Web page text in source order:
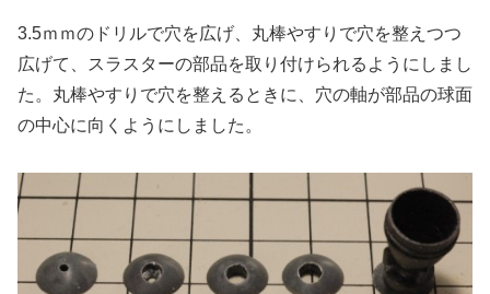
3.5ｍｍのドリルで穴を広げ、丸棒やすりで穴を整えつつ
広げて、スラスターの部品を取り付けられるようにしまし
た。丸棒やすりで穴を整えるときに、穴の軸が部品の球面
の中心に向くようにしました。